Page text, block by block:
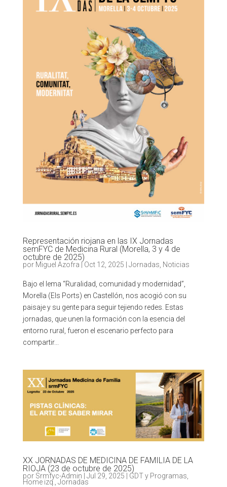
Representación riojana en las IX Jornadas
semFYC de Medicina Rural (Morella, 3 y 4 de
octubre de 2025)
por Miguel Azofra |Oct 12, 2025 | Jornadas Noticias
Bajo el lema “Ruralidad, comunidad y modernidad”,
Morella (Els Ports) en Castellón, nos acogió con su
paisaje y su gente para seguir tejiendo redes. Estas
jornadas, que unen la formación con la esencia del
entorno rural, fueron el escenario perfecto para
compartir...
XX JORNADAS DE MEDICINA DE FAMILIA DE LA
RIOJA (23 de octubre de 2025)
por Srmfyc-Admin Jul 29, 2025 GDT y Programas,
Home izq., Jornadas